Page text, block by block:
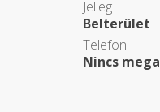
Jelleg
Belterület
Telefon
Nincs